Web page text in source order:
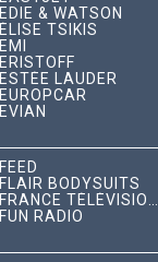
EDIE & WATSON
ÉLISE TSIKIS
EMI
ERISTOFF
ESTÉE LAUDER
EUROPCAR
EVIAN
FEED
FLAIR BODYSUITS
FUN RADIO